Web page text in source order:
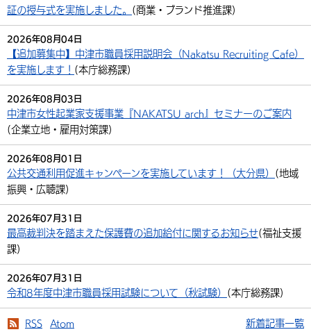
証の授与式を実施しました。 (商業・ブランド推進課)
2026年08月04日
【追加募集中】中津市職員採用説明会（Nakatsu Recruiting Cafe）
を実施します！ (本庁総務課)
2026年08月03日
中津市女性起業家支援事業『NAKATSU arch』セミナーのご案内
(企業立地・雇用対策課)
2026年08月01日
公共交通利用促進キャンペーンを実施しています！（大分県） (地域
振興・広聴課)
2026年07月31日
最高裁判決を踏まえた保護費の追加給付に関するお知らせ(福祉支援
課)
2026年07月31日
令和8年度中津市職員採用試験について（秋試験） (本庁総務課)
RSS Atom 新着記事一覧